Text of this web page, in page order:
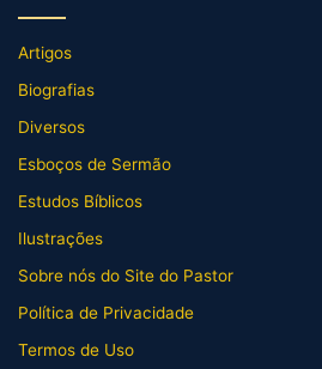
Artigos
Biografias
Diversos
Esboços de Sermão
Estudos Bíblicos
Ilustrações
Sobre nós do Site do Pastor
Política de Privacidade
Termos de Uso